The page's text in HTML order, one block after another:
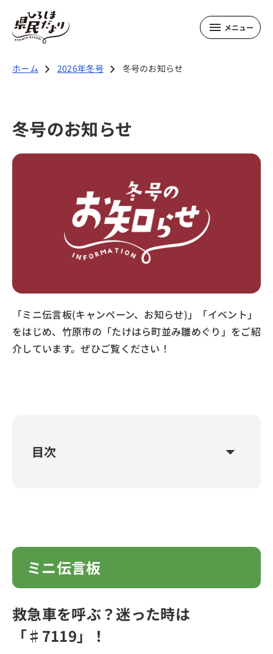
メニュー
2026年冬号の記事
広島県知事より新年のご挨拶
ひろしまのおいしいを創るひと
若者応援インタビュー La Lab
若者応援インタビュー ひろしまAI部
若者応援インタビュー 新規就農支援
冬号のお知らせ
冬号のプレゼント
ホーム
ホーム chevron_right 2026年冬号 chevron_right 冬号のお知らせ
冬号のお知らせ
「ミニ伝言板(キャンペーン、お知らせ)」「イベント」
をはじめ、竹原市の「たけはら町並み雛めぐり」をご紹
介しています。ぜひご覧ください！
目次 arrow_drop_down
「はたちの献血」キャンペーン実施中！！
んか？
民生委員・児童委員をご存じですか？
ミニ伝言板
救急車を呼ぶ？迷った時は
「♯7119」！